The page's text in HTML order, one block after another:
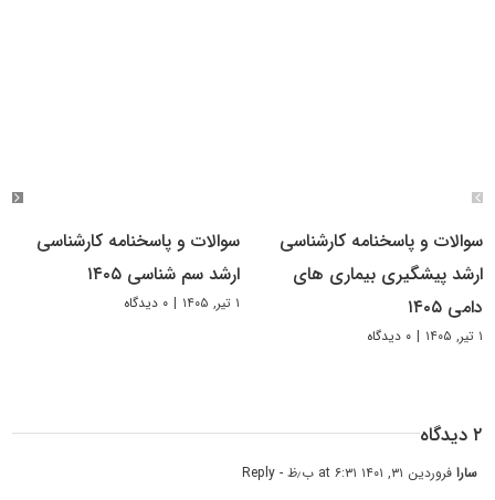
سوالات و پاسخنامه کارشناسی
ارشد پیشگیری بیماری های
دامی ۱۴۰۵
۱ تیر, ۱۴۰۵ | ۰ دیدگاه
سوالات و پاسخنامه کارشناسی
ارشد سم شناسی ۱۴۰۵
۱ تیر, ۱۴۰۵ | ۰ دیدگاه
۲ دیدگاه
سارافروردین ۳۱, ۱۴۰۱ at ۶:۳۱ ب٫ظ - Reply